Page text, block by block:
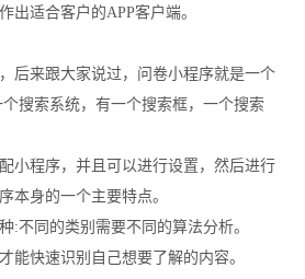
出适合客户的APP客户端。
后来跟大家说过，问卷小程序就是一个
搜索系统，有一个搜索框，一个搜索
小程序，并且可以进行设置，然后进行
本身的一个主要特点。
:不同的类别需要不同的算法分析。
能快速识别自己想要了解的内容。